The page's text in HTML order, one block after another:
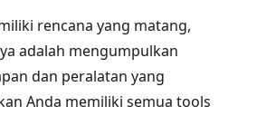
rencana yang matang,
adalah mengumpulkan
dan peralatan yang
Anda memiliki semua tools